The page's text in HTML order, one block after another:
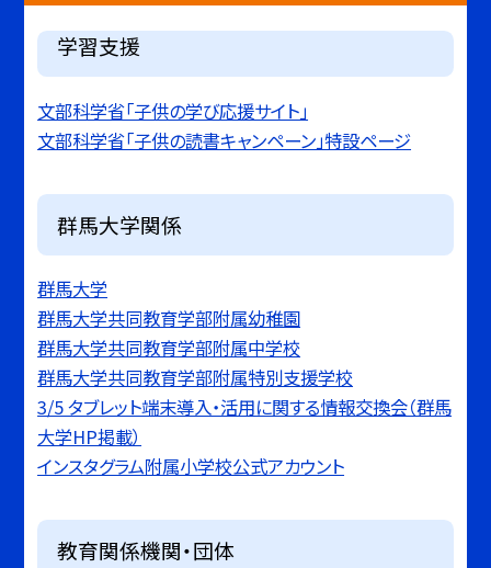
学習支援
文部科学省「子供の学び応援サイト」
文部科学省「子供の読書キャンペーン」特設ページ
群馬大学関係
群馬大学
群馬大学共同教育学部附属幼稚園
群馬大学共同教育学部附属中学校
群馬大学共同教育学部附属特別支援学校
3/5 タブレット端末導入・活用に関する情報交換会（群馬
大学HP掲載）
インスタグラム附属小学校公式アカウント
教育関係機関・団体